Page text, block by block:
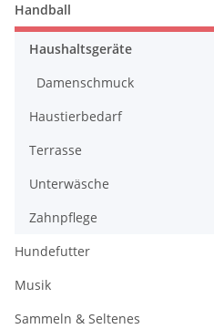
Handball
Haushaltsgeräte
Damenschmuck
Haustierbedarf
Terrasse
Unterwäsche
Zahnpflege
Hundefutter
Musik
Sammeln & Seltenes